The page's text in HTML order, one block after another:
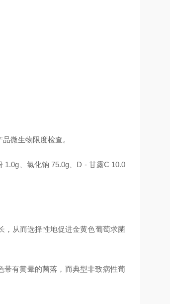
微生物限度检查。
1.0g、氯化钠 75.0g、D - 甘露C 10.0
，从而选择性地促进金黄色葡萄求菌
带有黄晕的菌落，而典型非致病性葡